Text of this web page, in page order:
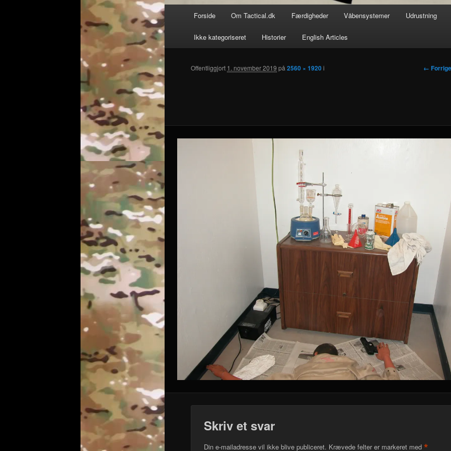
Forside Om Tactical.dk Færdigheder Våbensystemer Udrustning
Ikke kategoriseret Historier English Articles
← Forrige
Offentliggjort 1. november 2019 på2560 × 1920i
Skriv et svar
Din e-mailadresse vil ikke blive publiceret. Krævede felter er markeret med *